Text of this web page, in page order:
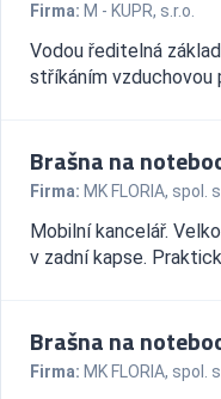
Firma: M - KUPR, s.r.o.
Vodou ředitelná
stříkáním vzduchovou
Brašna na
Firma: MK FLORIA, spol. s
Mobilní kancelář.
v zadní kapse.
Brašna na
Firma: MK FLORIA, spol. s